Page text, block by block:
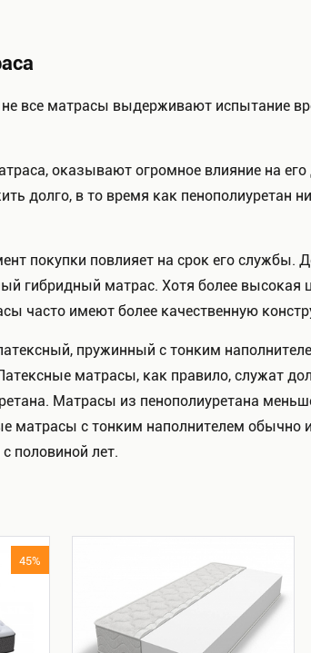
все матрасы выдерживают испытание
оказывают огромное влияние на
долго, в то время как пенополиуретан
покупки повлияет на срок его службы.
гибридный матрас. Хотя более высокая
часто имеют более качественную
пружинный с тонким
матрасы, как правило, служат
Матрасы из пенополиуретана
матрасы с тонким наполнителем
половиной лет.
45%